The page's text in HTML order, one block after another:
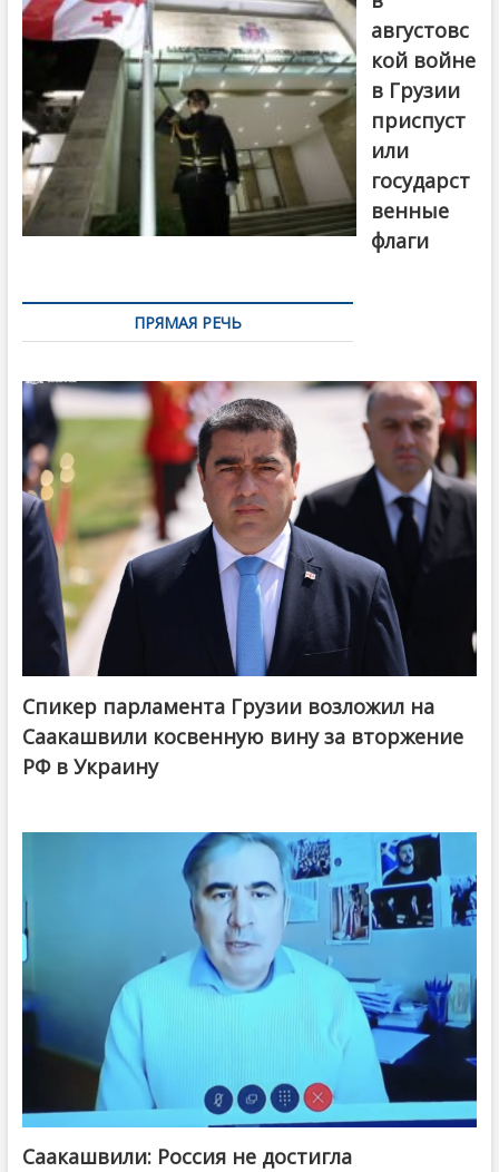
августовс
кой войне
в Грузии
приспуст
или
государст
венные
флаги
ПРЯМАЯ РЕЧЬ
Спикер парламента Грузии возложил на
Саакашвили косвенную вину за вторжение
РФ в Украину
Саакашвили: Россия не достигла